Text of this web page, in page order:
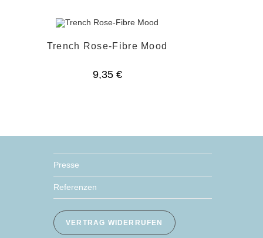
Trench Rose-Fibre Mood
9,35 €
Presse
Referenzen
VERTRAG WIDERRUFEN